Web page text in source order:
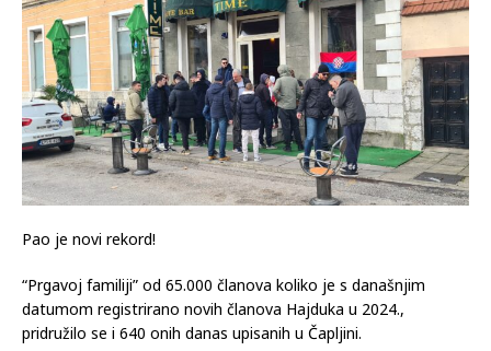
Pao je novi rekord!
“Prgavoj familiji” od 65.000 članova koliko je s današnjim
datumom registrirano novih članova Hajduka u 2024.,
pridružilo se i 640 onih danas upisanih u Čapljini.